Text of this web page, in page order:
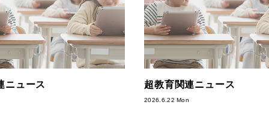
ニュース 超教育関連ニュース
2026.6.22 Mon